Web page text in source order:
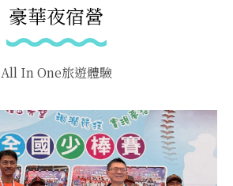
豪華夜宿營
All In One旅遊體驗